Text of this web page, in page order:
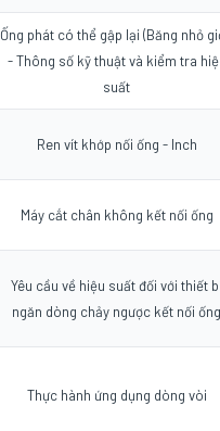
Ống phát có thể gập lại (Băng nhỏ
- Thông số kỹ thuật và kiểm tra
suất
Ren vít khớp nối ống - Inch
Máy cắt chân không kết nối ống
Yêu cầu về hiệu suất đối với thiết
ngăn dòng chảy ngược kết nối ống
Thực hành ứng dụng dòng vòi